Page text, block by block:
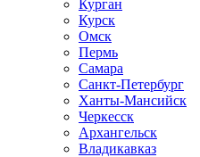
Курган
Курск
Омск
Пермь
Самара
Санкт-Петербург
Ханты-Мансийск
Черкесск
Архангельск
Владикавказ